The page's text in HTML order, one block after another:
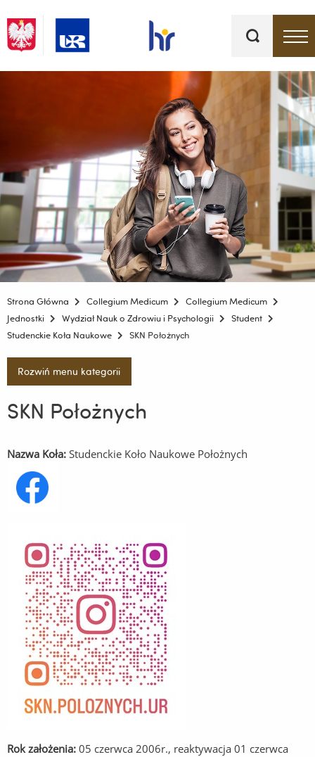
kluczowe
Strona Główna Collegium Medicum
Collegium Medicum
Jednostki
Wydział Nauk o Zdrowiu i Psychologii
Student
Studenckie Koła Naukowe
SKN Położnych
Rozwiń menu kategorii
SKN Położnych
Nazwa Koła: Studenckie Koło Naukowe Położnych
Rok założenia: 05 czerwca 2006r., reaktywacja 01 czerwca